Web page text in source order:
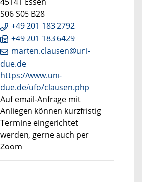
S06 S05 B28
+49 201 183 2792
+49 201 183 6429
marten.clausen@uni-
due.de
https://www.uni-
due.de/ufo/clausen.php
Auf email-Anfrage mit
Anliegen können kurzfristig
Termine eingerichtet
werden, gerne auch per
Zoom